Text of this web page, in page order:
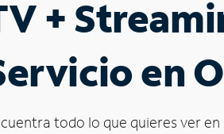
+
en
todo lo que quieres ver